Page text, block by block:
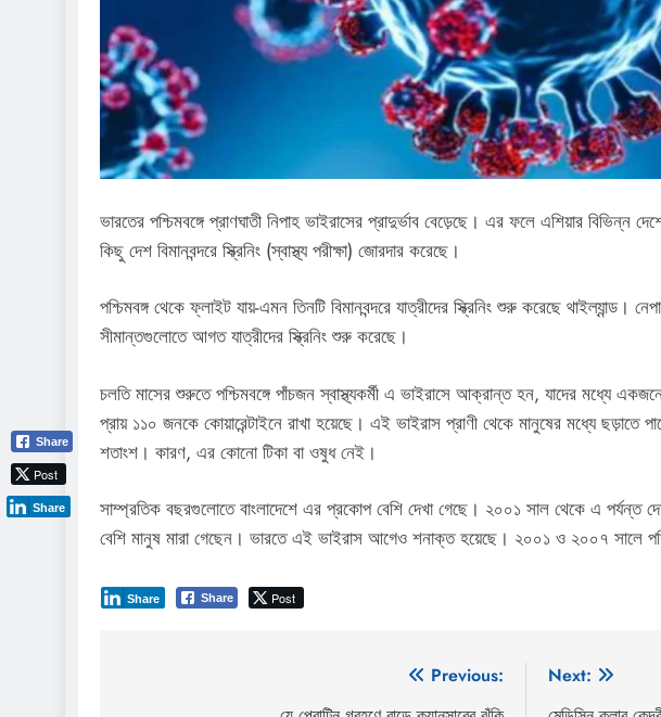
ভারতের পশ্চিমবঙ্গে প্রাণঘাতী নিপাহ ভাইরাসের প্রাদুর্ভাব বেড়েছে। এর ফলে এশিয়ার
কিছু দেশ বিমানবন্দরে স্ক্রিনিং (স্বাস্থ্য পরীক্ষা) জোরদার করেছে।
পশ্চিমবঙ্গ থেকে ফ্লাইট যায়-এমন তিনটি বিমানবন্দরে যাত্রীদের স্ক্রিনিং শুরু করেছে থাইল্যান্ড।
সীমান্তগুলোতে আগত যাত্রীদের স্ক্রিনিং শুরু করেছে।
চলতি মাসের শুরুতে পশ্চিমবঙ্গে পাঁচজন স্বাস্থ্যকর্মী এ ভাইরাসে আক্রান্ত হন, যাদের মধ্যে
প্রায় ১১০ জনকে কোয়ারেন্টাইনে রাখা হয়েছে। এই ভাইরাস প্রাণী থেকে মানুষের মধ্যে
শতাংশ। কারণ, এর কোনো টিকা বা ওষুধ নেই।
সাম্প্রতিক বছরগুলোতে বাংলাদেশে এর প্রকোপ বেশি দেখা গেছে। ২০০১ সাল থেকে এ পর্যন্ত
বেশি মানুষ মারা গেছেন। ভারতে এই ভাইরাস আগেও শনাক্ত হয়েছে। ২০০১ ও ২০০৭ সালে
Share Post
Share
Previous:
Next:
Share
Post
Share